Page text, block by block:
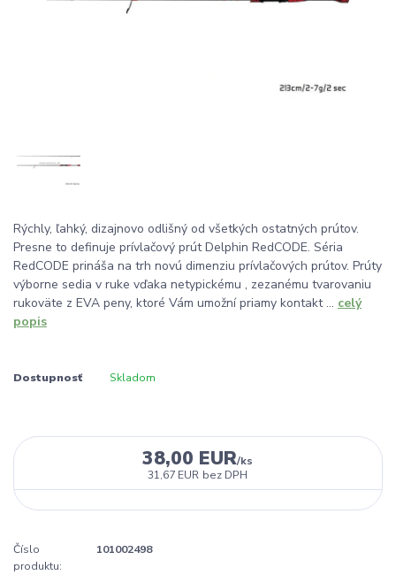
Rýchly, ľahký, dizajnovo odlišný od všetkých ostatných prútov.
Presne to definuje prívlačový prút Delphin RedCODE. Séria
RedCODE prináša na trh novú dimenziu prívlačových prútov. Prúty
výborne sedia v ruke vďaka netypickému , zezanému tvarovaniu
rukoväte z EVA peny, ktoré Vám umožní priamy kontakt ... celý
popis
Dostupnosť Skladom
38,00 EUR/ks
31,67 EUR bez DPH
Číslo
produktu:
101002498